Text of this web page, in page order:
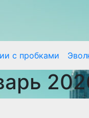
с пробками